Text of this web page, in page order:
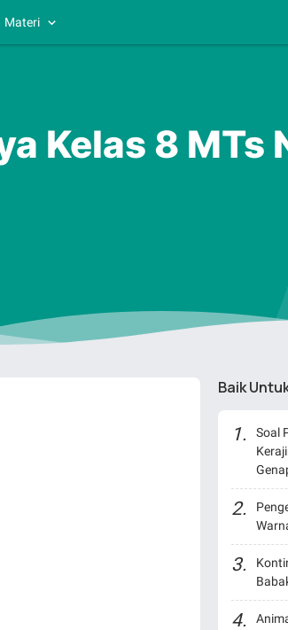
Materi
Kelas 8 MTs
Baik
Soal